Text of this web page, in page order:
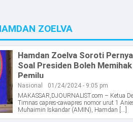
ZOELVA
Hamdan Zoelva Soroti
Soal Presiden Boleh
Pemilu
Nasional
01/24/2024 - 9:05 pm
MAKASSAR,DJOURNALIST.com – Ketua
Timnas capres-cawapres nomor urut 1
Muhaimin Iskandar (AMIN), Hamdan […]